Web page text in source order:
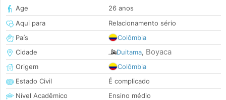
Age
26 anos
Aqui para
Relacionamento sério
País
Colômbia
Cidade
Duitama, Boyaca
Origem
Colômbia
Estado Civil
É complicado
Nível Acadêmico
Ensino médio